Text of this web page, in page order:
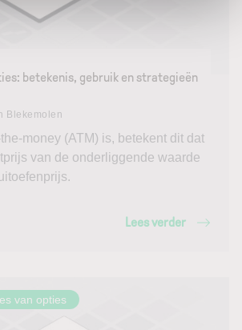
betekenis, gebruik en strategieën
Blekemolen
money (ATM) is, betekent dit dat
van de onderliggende waarde
Lees verder
van opties